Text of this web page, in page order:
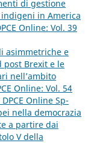
di gestione
in America
Online: Vol. 39
asimmetriche e
post Brexit e le
nell’ambito
Online: Vol. 54
Online Sp-
nella democrazia
a partire dai
V della